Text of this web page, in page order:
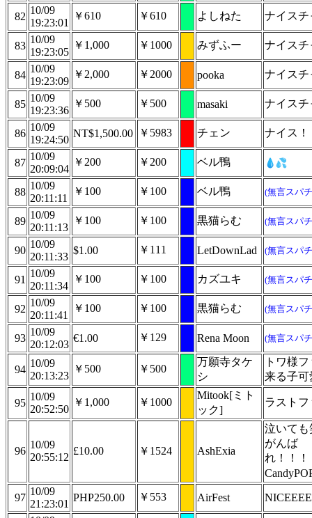
82
10/09
19:23:01
￥610 ￥610 よしねた ナイスチ
83
10/09
19:23:05
￥1,000 ￥1000 みずふー ナイスチ
84
10/09
19:23:09
￥2,000 ￥2000 pooka ナイスチ
85
10/09
19:23:36
￥500 ￥500 masaki ナイスチ
86
10/09
19:24:50
NT$1,500.00 ￥5983 チェン ナイス
87
10/09
20:09:04
￥200 ￥200 ベル鴨
88
10/09
20:11:11
￥100 ￥100 ベル鴨 (無言スパ
89
10/09
20:11:13
￥100 ￥100 黒猫らむ (無言スパ
90
10/09
20:11:33
$1.00 ￥111 LetDownLad (無言スパ
91
10/09
20:11:34
￥100 ￥100 カズユキ (無言スパ
92
10/09
20:11:41
￥100 ￥100 黒猫らむ (無言スパ
93
10/09
20:12:03
€1.00 ￥129 Rena Moon (無言スパ
94
10/09
20:13:23
￥500 ￥500
万願寺タケ
シ
トワ様
来る子可
95
10/09
20:52:50
￥1,000 ￥1000
Mitook[ミト
ック]
ラスト
96
10/09
20:55:12
£10.00 ￥1524 AshExia
泣いても
がんば
れ！！
97
10/09
21:23:01
PHP250.00 ￥553 AirFest